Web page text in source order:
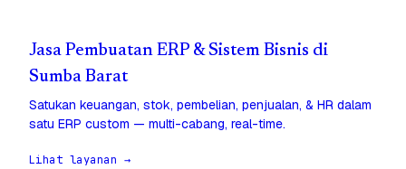
Jasa Pembuatan ERP & Sistem Bisnis di
Sumba Barat
Satukan keuangan, stok, pembelian, penjualan, & HR dalam
satu ERP custom — multi-cabang, real-time.
Lihat layanan →